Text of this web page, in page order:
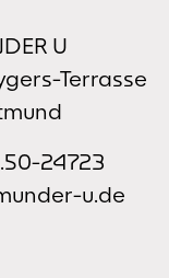
U
Terrasse
24723
u.de